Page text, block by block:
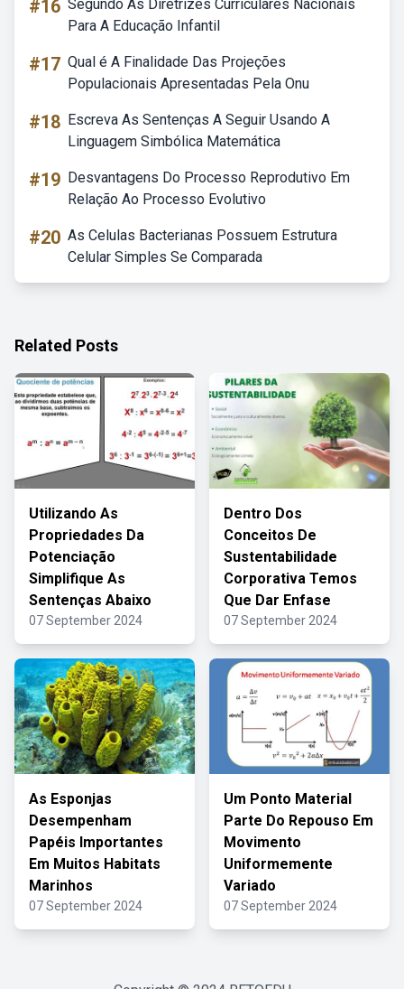
#16 Segundo As Diretrizes Curriculares Nacionais
Para A Educação Infantil
#17 Qual é A Finalidade Das Projeções
Populacionais Apresentadas Pela Onu
#18 Escreva As Sentenças A Seguir Usando A
Linguagem Simbólica Matemática
#19 Desvantagens Do Processo Reprodutivo Em
Relação Ao Processo Evolutivo
#20 As Celulas Bacterianas Possuem Estrutura
Celular Simples Se Comparada
Related Posts
Utilizando As
Propriedades Da
Potenciação
Simplifique As
Sentenças Abaixo
07 September 2024
Dentro Dos
Conceitos De
Sustentabilidade
Corporativa Temos
Que Dar Enfase
07 September 2024
As Esponjas
Desempenham
Papéis Importantes
Em Muitos Habitats
Marinhos
07 September 2024
Um Ponto Material
Parte Do Repouso Em
Movimento
Uniformemente
Variado
07 September 2024